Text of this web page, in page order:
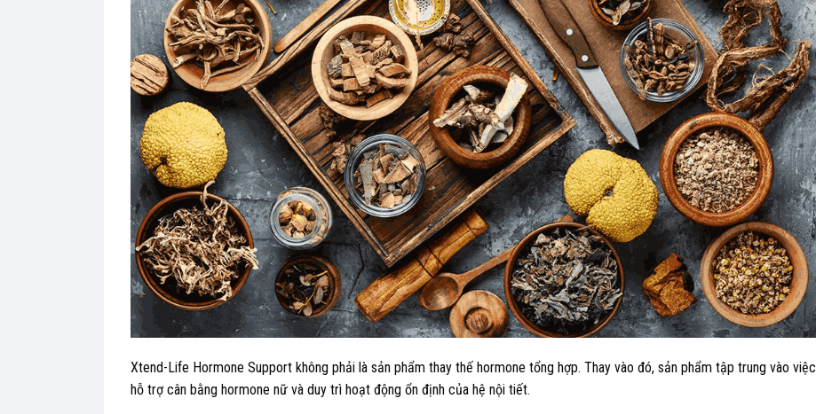
Xtend-Life Hormone Support không phải là sản phẩm thay thế hormone tổng hợp. Thay vào đó, sản phẩm tập trung vào việc
hỗ trợ cân bằng hormone nữ và duy trì hoạt động ổn định của hệ nội tiết.